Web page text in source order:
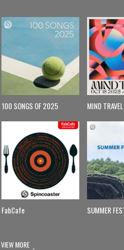
100 SONGS OF 2025
FabCafe
MIND TRAVEL
SUMMER
VIEW MORE